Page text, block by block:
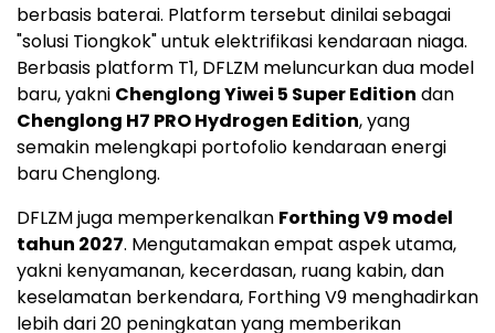
berbasis baterai. Platform tersebut dinilai sebagai
"solusi Tiongkok" untuk elektrifikasi kendaraan niaga.
Berbasis platform T1, DFLZM meluncurkan dua model
baru, yakni Chenglong Yiwei 5 Super Edition dan
Chenglong H7 PRO Hydrogen Edition, yang
semakin melengkapi portofolio kendaraan energi
baru Chenglong.
DFLZM juga memperkenalkan Forthing V9 model
tahun 2027. Mengutamakan empat aspek utama,
yakni kenyamanan, kecerdasan, ruang kabin, dan
keselamatan berkendara, Forthing V9 menghadirkan
lebih dari 20 peningkatan yang memberikan